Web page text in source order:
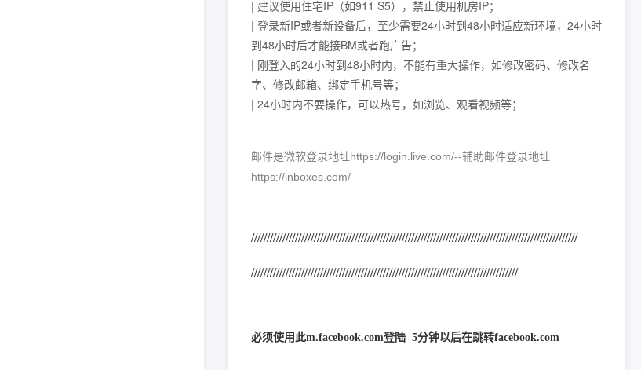
| 建议使用住宅IP（如911 S5），禁止使用机房IP；
| 登录新IP或者新设备后，至少需要24小时到48小时适应新环境，24小时
到48小时后才能接BM或者跑广告；
| 刚登入的24小时到48小时内，不能有重大操作，如修改密码、修改名
字、修改邮箱、绑定手机号等；
| 24小时内不要操作，可以热号，如浏览、观看视频等；
邮件是微软登录地址https://login.live.com/--辅助邮件登录地址
https://inboxes.com/
////////////////////////////////////////////////////////////////////////////////////////////////////////
/////////////////////////////////////////////////////////////////////////////////////
必须使用此m.facebook.com登陆 5分钟以后在跳转facebook.com